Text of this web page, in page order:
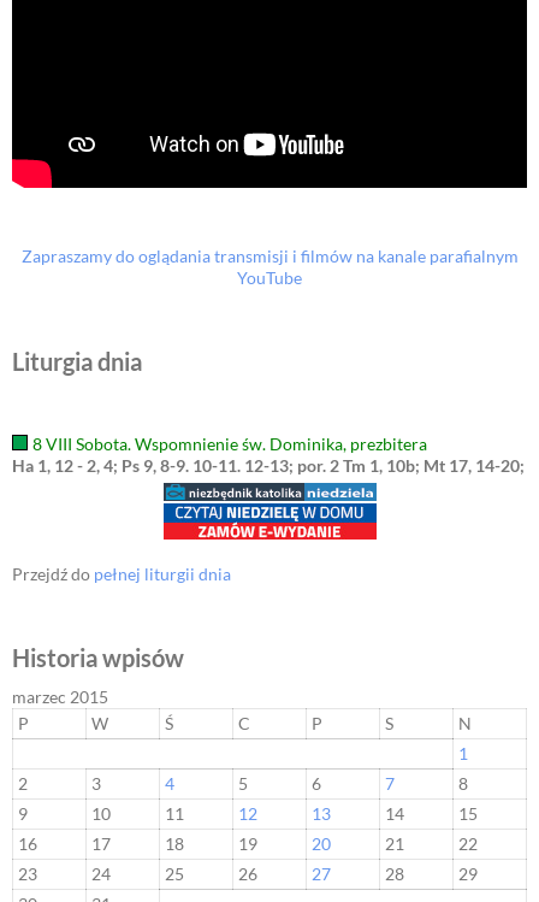
Zapraszamy do oglądania transmisji i filmów na kanale parafialnym
YouTube
Liturgia dnia
8 VIII Sobota. Wspomnienie św. Dominika, prezbitera
Ha 1, 12 - 2, 4; Ps 9, 8-9. 10-11. 12-13; por. 2 Tm 1, 10b; Mt 17, 14-20;
Przejdź do pełnej liturgii dnia
Historia wpisów
marzec 2015
P
W Ś C P S
N
1
2
3 4 5 6 7
8
9
10 11 12 13 14
15
16
17 18 19 20 21
22
23
24 25 26 27 28
29